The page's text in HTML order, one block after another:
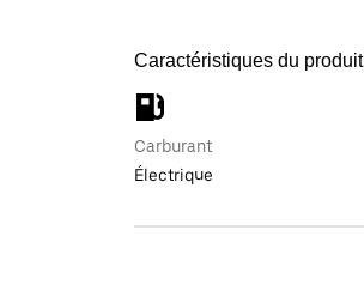
Caractéristiques du produit
Carburant
Électrique